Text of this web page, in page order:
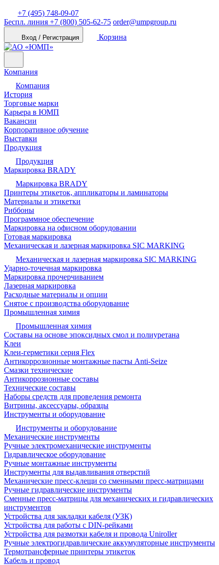
+7 (495) 748-09-07
Беспл. линия +7 (800) 505-62-75 order@umpgroup.ru
Вход / Регистрация Корзина
Компания
Компания
История
Торговые марки
Карьера в ЮМП
Вакансии
Корпоративное обучение
Выставки
Продукция
Продукция
Маркировка BRADY
Маркировка BRADY
Принтеры этикеток, аппликаторы и ламинаторы
Материалы и этикетки
Риббоны
Программное обеспечение
Маркировка на офисном оборудовании
Готовая маркировка
Механическая и лазерная маркировка SIC MARKING
Механическая и лазерная маркировка SIC MARKING
Ударно-точечная маркировка
Маркировка прочерчиванием
Лазерная маркировка
Расходные материалы и опции
Снятое с производства оборудование
Промышленная химия
Промышленная химия
Составы на основе эпоксидных смол и полиуретана
Клеи
Клеи-герметики серия Flex
Антикоррозионные монтажные пасты Anti-Seize
Смазки технические
Антикоррозионные составы
Технические составы
Наборы средств для проведения ремонта
Витрины, аксессуары, образцы
Инструменты и оборудование
Инструменты и оборудование
Механические инструменты
Ручные электромеханические инструменты
Гидравлическое оборудование
Ручные монтажные инструменты
Инструменты для выдавливания отверстий
Механические пресс-клещи со сменными пресс-матрицами
Ручные гидравлические инструменты
Сменные пресс-матрицы для механических и гидравлических
инструментов
Устройства для закладки кабеля (УЗК)
Устройства для работы с DIN-рейками
Устройства для размотки кабеля и провода Uniroller
Ручные электрогидравлические аккумуляторные инструменты
Термотрансферные принтеры этикеток
Кабель и провод